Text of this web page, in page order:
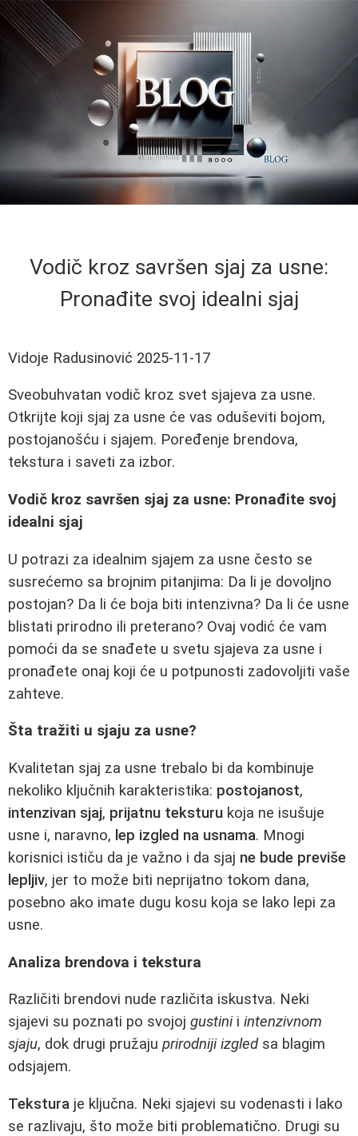
Vodič kroz savršen sjaj za usne:
Pronađite svoj idealni sjaj
Vidoje Radusinović 2025-11-17
Sveobuhvatan vodič kroz svet sjajeva za usne.
Otkrijte koji sjaj za usne će vas oduševiti bojom,
postojanošću i sjajem. Poređenje brendova,
tekstura i saveti za izbor.
Vodič kroz savršen sjaj za usne: Pronađite svoj
idealni sjaj
U potrazi za idealnim sjajem za usne često se
susrećemo sa brojnim pitanjima: Da li je dovoljno
postojan? Da li će boja biti intenzivna? Da li će usne
blistati prirodno ili preterano? Ovaj vodić će vam
pomoći da se snađete u svetu sjajeva za usne i
pronađete onaj koji će u potpunosti zadovoljiti vaše
zahteve.
Šta tražiti u sjaju za usne?
Kvalitetan sjaj za usne trebalo bi da kombinuje
nekoliko ključnih karakteristika: postojanost,
intenzivan sjaj, prijatnu teksturu koja ne isušuje
usne i, naravno, lep izgled na usnama. Mnogi
korisnici ističu da je važno i da sjaj ne bude previše
lepljiv, jer to može biti neprijatno tokom dana,
posebno ako imate dugu kosu koja se lako lepi za
usne.
Analiza brendova i tekstura
Različiti brendovi nude različita iskustva. Neki
sjajevi su poznati po svojoj gustinii intenzivnom
sjaju, dok drugi pružaju prirodniji izgledsa blagim
odsjajem.
Tekstura je ključna. Neki sjajevi su vodenasti i lako
se razlivaju, što može biti problematično. Drugi su